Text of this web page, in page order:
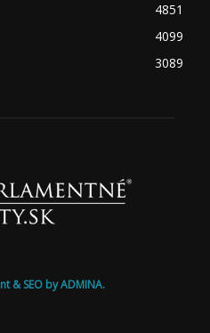
4851
4099
3089
& SEO by ADMINA.